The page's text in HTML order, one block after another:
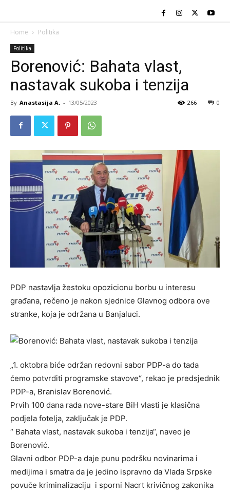
Home Politika
Politika
Borenović: Bahata vlast,
nastavak sukoba i tenzija
By Anastasija A. - 13/05/2023 0
266
PDP nastavlja žestoku opozicionu borbu u interesu
građana, rečeno je nakon sjednice Glavnog odbora ove
stranke, koja je održana u Banjaluci.
„1. oktobra biće održan redovni sabor PDP-a do tada
ćemo potvrditi programske stavove“, rekao je predsjednik
PDP-a, Branislav Borenović.
Prvih 100 dana rada nove-stare BiH vlasti je klasična
podjela fotelja, zaključak je PDP.
“ Bahata vlast, nastavak sukoba i tenzija“, naveo je
Borenović.
Glavni odbor PDP-a daje punu podršku novinarima i
medijima i smatra da je jedino ispravno da Vlada Srpske
povuče kriminalizaciju i sporni Nacrt krivičnog zakonika